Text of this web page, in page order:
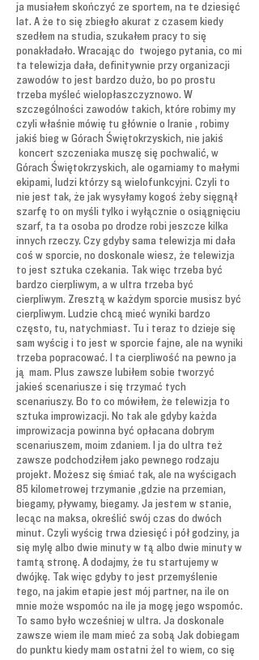
ja musiałem skończyć ze sportem, na te dziesięć
lat. A że to się zbiegło akurat z czasem kiedy
szedłem na studia, szukałem pracy to się
ponakładało. Wracając do twojego pytania, co mi
ta telewizja dała, definitywnie przy organizacji
zawodów to jest bardzo dużo, bo po prostu
trzeba myśleć wielopłaszczyznowo. W
szczególności zawodów takich, które robimy my
czyli właśnie mówię tu głównie o Iranie , robimy
jakiś bieg w Górach Świętokrzyskich, nie jakiś
koncert szczeniaka muszę się pochwalić, w
Górach Świętokrzyskich, ale ogarniamy to małymi
ekipami, ludzi którzy są wielofunkcyjni. Czyli to
nie jest tak, że jak wysyłamy kogoś żeby sięgnął
szarfę to on myśli tylko i wyłącznie o osiągnięciu
szarf, ta ta osoba po drodze robi jeszcze kilka
innych rzeczy. Czy gdyby sama telewizja mi dała
coś w sporcie, no doskonale wiesz, że telewizja
to jest sztuka czekania. Tak więc trzeba być
bardzo cierpliwym, a w ultra trzeba być
cierpliwym. Zresztą w każdym sporcie musisz być
cierpliwym. Ludzie chcą mieć wyniki bardzo
często, tu, natychmiast. Tu i teraz to dzieje się
sam wyścig i to jest w sporcie fajne, ale na wyniki
trzeba popracować. I ta cierpliwość na pewno ja
ją mam. Plus zawsze lubiłem sobie tworzyć
jakieś scenariusze i się trzymać tych
scenariuszy. Bo to co mówiłem, że telewizja to
sztuka improwizacji. No tak ale gdyby każda
improwizacja powinna być opłacana dobrym
scenariuszem, moim zdaniem. I ja do ultra też
zawsze podchodziłem jako pewnego rodzaju
projekt. Możesz się śmiać tak, ale na wyścigach
85 kilometrowej trzymanie ,gdzie na przemian,
biegamy, pływamy, biegamy. Ja jestem w stanie,
lecąc na maksa, określić swój czas do dwóch
minut. Czyli wyścig trwa dziesięć i pół godziny, ja
się mylę albo dwie minuty w tą albo dwie minuty w
tamtą stronę. A dodajmy, że tu startujemy w
dwójkę. Tak więc gdyby to jest przemyślenie
tego, na jakim etapie jest mój partner, na ile on
mnie może wspomóc na ile ja mogę jego wspomóc.
To samo było wcześniej w ultra. Ja doskonale
zawsze wiem ile mam mieć za sobą Jak dobiegam
do punktu kiedy mam ostatni żel to wiem, co się